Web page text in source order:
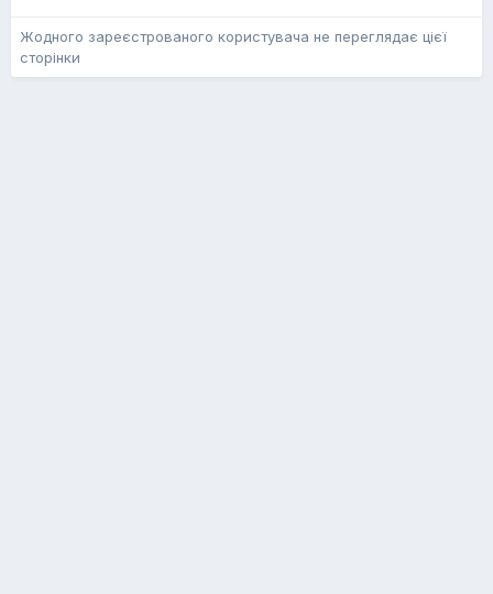
Жодного зареєстрованого користувача не переглядає цієї
сторінки